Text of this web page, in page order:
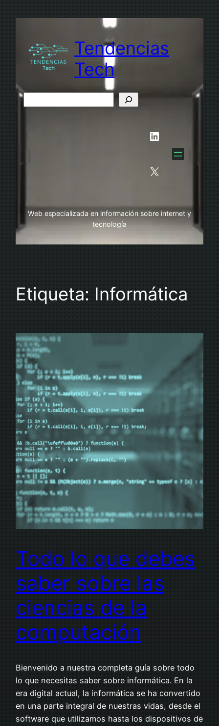
Tendencias
Tech
B
LinkedIn
X
Web especializada en información sobre internet y
tecnología
Etiqueta: Informática
Todo lo que debes
saber sobre las
ciencias de la
computación
Bienvenido a nuestra completa guía sobre todo
lo que necesitas saber sobre informática. En la
era digital actual, la informática se ha convertido
en una parte integral de nuestras vidas, desde el
software que utilizamos hasta los dispositivos de